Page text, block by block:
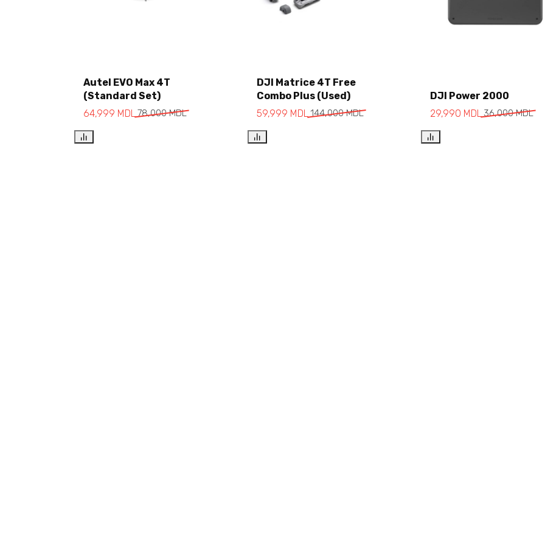
Add to cart
Autel EVO Max 4T
(Standard Set)
78,000MDL
64,999 MDL
Add to cart
DJI Matrice 4T Free
Combo Plus (Used)
144,000MDL
59,999 MDL
Add to cart
DJI Power 2000
36,000MDL
29,990 MDL